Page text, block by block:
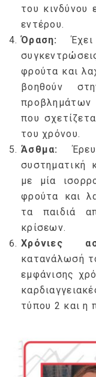
του κινδύνου
εντέρου.
Όραση:
φρούτα και
βοηθούν
που
του χρόνου.
Άσθμα:
συστηματική
με μία
φρούτα και
τα παιδιά
κρίσεων.
Χρόνιες
κατανάλωσή
εμφάνισης
τύπου 2 και η